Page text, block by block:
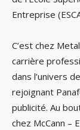
Entreprise
C’est chez
carrière
dans l’univers
rejoignant
publicité. Au
chez McCann –